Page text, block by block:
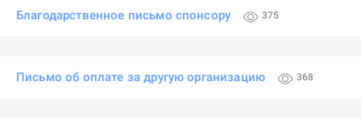
Благодарственное письмо спонсору 375
Письмо об оплате за другую организацию 368